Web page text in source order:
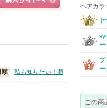
順 私も知りたい！順
ヘアカラ
セ
プ
この商